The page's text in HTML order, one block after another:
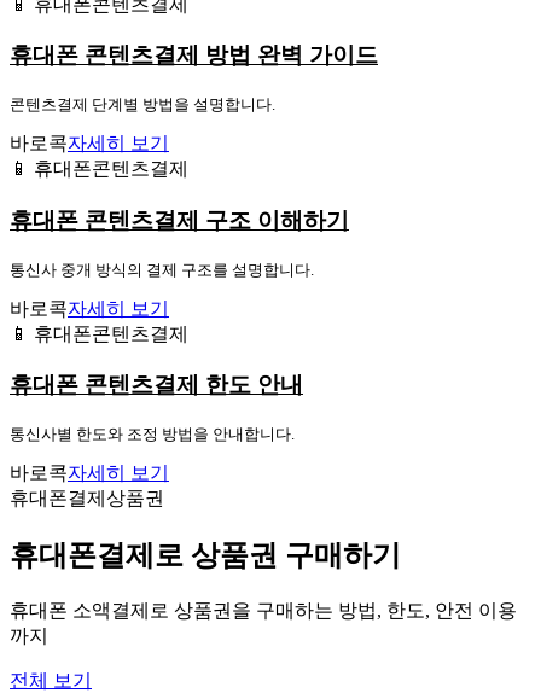
휴대폰 콘텐츠결제 방법 완벽 가이드
콘텐츠결제 단계별 방법을 설명합니다.
바로콕자세히 보기
📱 휴대폰콘텐츠결제
휴대폰 콘텐츠결제 구조 이해하기
통신사 중개 방식의 결제 구조를 설명합니다.
바로콕자세히 보기
📱 휴대폰콘텐츠결제
휴대폰 콘텐츠결제 한도 안내
통신사별 한도와 조정 방법을 안내합니다.
바로콕자세히 보기
휴대폰결제상품권
휴대폰결제로 상품권 구매하기
휴대폰 소액결제로 상품권을 구매하는 방법, 한도, 안전 이용
까지
전체 보기